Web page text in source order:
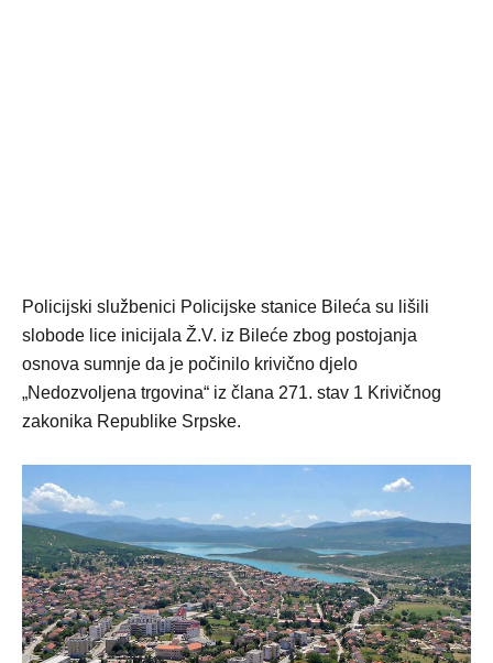
Policijski službenici Policijske stanice Bileća su lišili
slobode lice inicijala Ž.V. iz Bileće zbog postojanja
osnova sumnje da je počinilo krivično djelo
„Nedozvoljena trgovina“ iz člana 271. stav 1 Krivičnog
zakonika Republike Srpske.